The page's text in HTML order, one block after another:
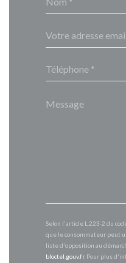
Selon l'article L.223-2 du
que le consommateur peut
liste d'opposition au
bloctel.gouv.fr. Pour plus